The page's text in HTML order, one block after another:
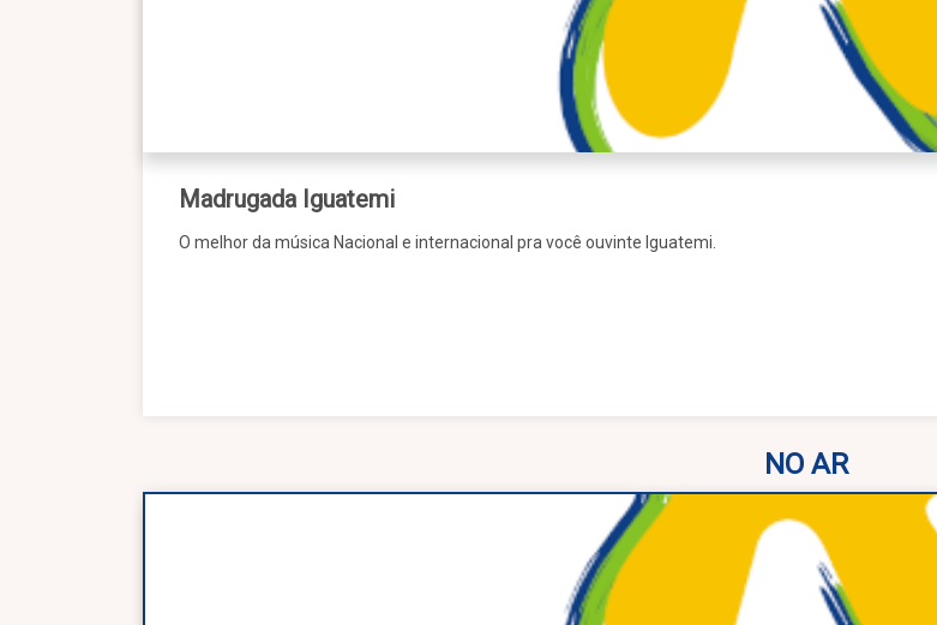
Madrugada Iguatemi
O melhor da música Nacional e internacional pra você ouvinte Iguatemi.
NO AR